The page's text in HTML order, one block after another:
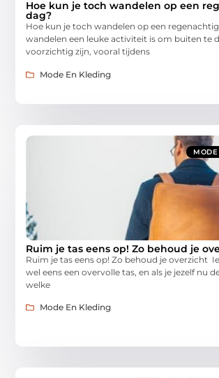
Hoe kun je toch wandelen op een
dag?
Hoe kun je toch wandelen op een
wandelen een leuke activiteit is om buiten te
voorzichtig zijn, vooral tijdens
Mode En Kleding
Ruim je tas eens op! Zo behoud je
Ruim je tas eens op! Zo behoud je overzicht
wel eens een overvolle tas, en als je jezelf nu
welke
Mode En Kleding